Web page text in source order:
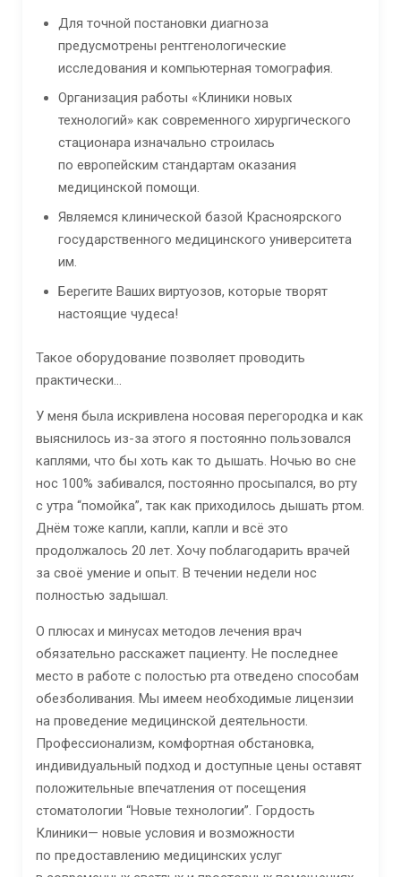
Для точной постановки диагноза
предусмотрены рентгенологические
исследования и компьютерная томография.
Организация работы «Клиники новых
технологий» как современного хирургического
стационара изначально строилась
по европейским стандартам оказания
медицинской помощи.
Являемся клинической базой Красноярского
государственного медицинского университета
им.
Берегите Ваших виртуозов, которые творят
настоящие чудеса!
Такое оборудование позволяет проводить
практически…
У меня была искривлена носовая перегородка и как
выяснилось из-за этого я постоянно пользовался
каплями, что бы хоть как то дышать. Ночью во сне
нос 100% забивался, постоянно просыпался, во рту
с утра “помойка”, так как приходилось дышать ртом.
Днём тоже капли, капли, капли и всё это
продолжалось 20 лет. Хочу поблагодарить врачей
за своё умение и опыт. В течении недели нос
полностью задышал.
О плюсах и минусах методов лечения врач
обязательно расскажет пациенту. Не последнее
место в работе с полостью рта отведено способам
обезболивания. Мы имеем необходимые лицензии
на проведение медицинской деятельности.
Профессионализм, комфортная обстановка,
индивидуальный подход и доступные цены оставят
положительные впечатления от посещения
стоматологии “Новые технологии”. Гордость
Клиники— новые условия и возможности
по предоставлению медицинских услуг